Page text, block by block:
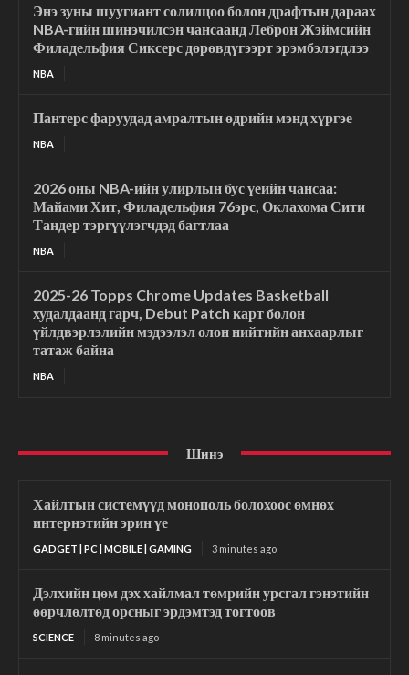
Энэ зуны шуугиант солилцоо болон драфтын дараах
NBA-гийн шинэчилсэн чансаанд Леброн Жэймсийн
Филадельфия Сиксерс дөрөвдүгээрт эрэмбэлэгдлээ
NBA
Пантерс фаруудад амралтын өдрийн мэнд хүргэе
NBA
2026 оны NBA-ийн улирлын бус үеийн чансаа:
Майами Хит, Филадельфия 76эрс, Оклахома Сити
Тандер тэргүүлэгчдэд багтлаа
NBA
2025-26 Topps Chrome Updates Basketball
худалдаанд гарч, Debut Patch карт болон
үйлдвэрлэлийн мэдээлэл олон нийтийн анхаарлыг
татаж байна
NBA
Шинэ
Хайлтын системүүд монополь болохоос өмнөх
интернэтийн эрин үе
GADGET | PC | MOBILE | GAMING 3 minutes ago
Дэлхийн цөм дэх хайлмал төмрийн урсгал гэнэтийн
өөрчлөлтөд орсныг эрдэмтэд тогтоов
SCIENCE 8 minutes ago